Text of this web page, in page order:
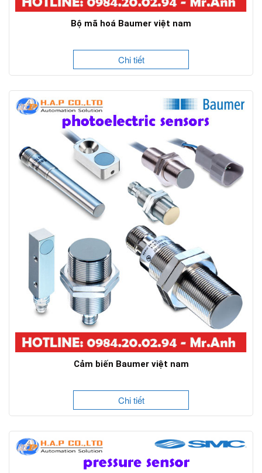
Bộ mã hoá Baumer việt nam
Chi tiết
Cảm biến Baumer việt nam
Chi tiết